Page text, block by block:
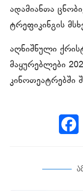
ადამიანთა
ტრეფიკინგის
აღნიშნული
მაყურებლები
კინოთეატრებში